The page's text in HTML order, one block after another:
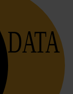
DATA